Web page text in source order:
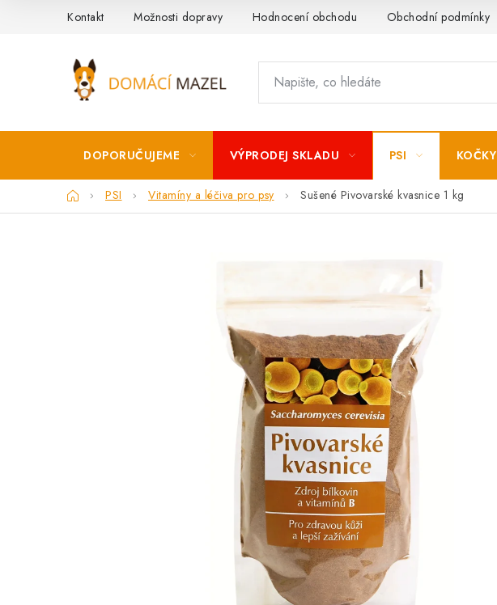
Kontakt Možnosti dopravy Hodnocení obchodu Obchodní podmínky
DOPORUČUJEME VÝPRODEJ SKLADU PSI KOČKY
DomůPSI Vitamíny a léčiva pro psy Sušené Pivovarské kvasnice 1 kg